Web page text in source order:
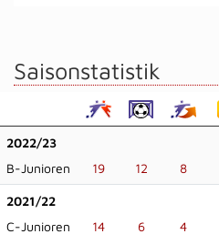
Saisonstatistik
2022/23
B-Junioren
19 12 8
2021/22
C-Junioren
14 6 4